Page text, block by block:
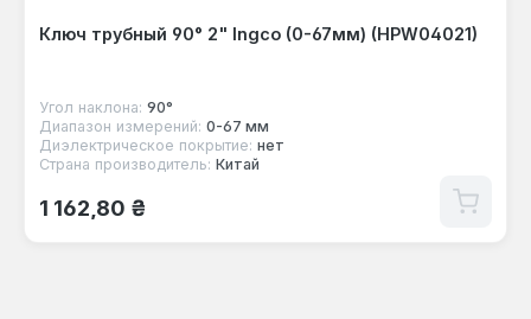
Ключ трубный 90° 2" Ingco (0-67мм) (HPW04021)
Угол наклона: 90°
Диапазон измерений: 0-67 мм
Диэлектрическое покрытие: нет
Страна производитель: Китай
Обычная цена:
1 162,80 ₴